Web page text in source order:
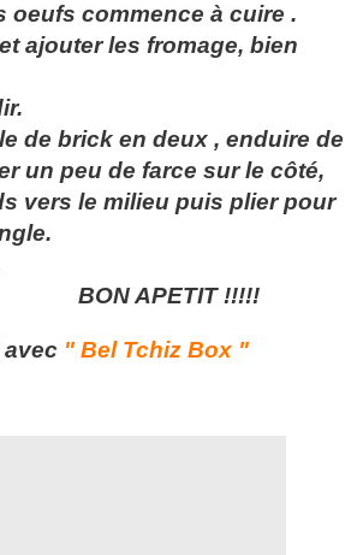
oeufs commence à cuire .
ajouter les fromage, bien
de brick en deux , enduire de
un peu de farce sur le côté,
vers le milieu puis plier pour
!!!!!
" Bel Tchiz Box "